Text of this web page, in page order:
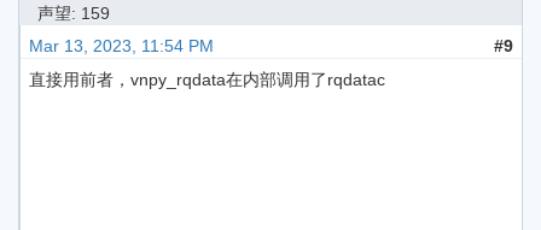
声望: 159
Mar 13, 2023, 11:54 PM
#9
直接用前者，vnpy_rqdata在内部调用了rqdatac